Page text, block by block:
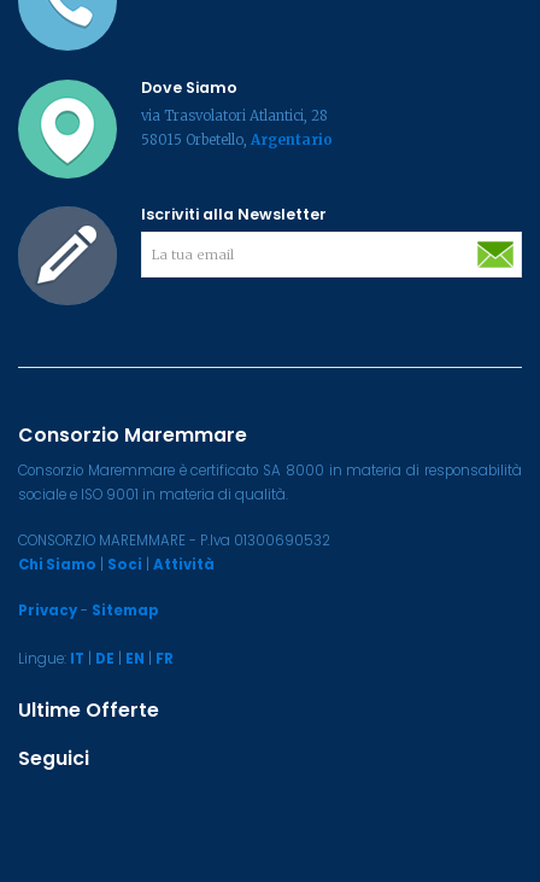
Dove Siamo
via Trasvolatori Atlantici, 28
58015 Orbetello, Argentario
Iscriviti alla Newsletter
Consorzio Maremmare
Consorzio Maremmare è certificato SA 8000 in materia di responsabilità
sociale e ISO 9001 in materia di qualità.
CONSORZIO MAREMMARE - P.Iva 01300690532
Chi Siamo
Soci Attività
Privacy- Sitemap
Lingue: IT DE EN FR
Ultime Offerte
Seguici